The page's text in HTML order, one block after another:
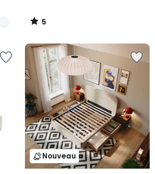
5
/
Nouveau